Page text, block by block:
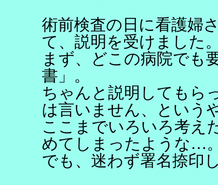
術前検査の日に看護婦
て、説明を受けました
まず、どこの病院でも
書」。
ちゃんと説明してもら
は言いません、という
ここまでいろいろ考え
めてしまったような…
でも、迷わず署名捺印